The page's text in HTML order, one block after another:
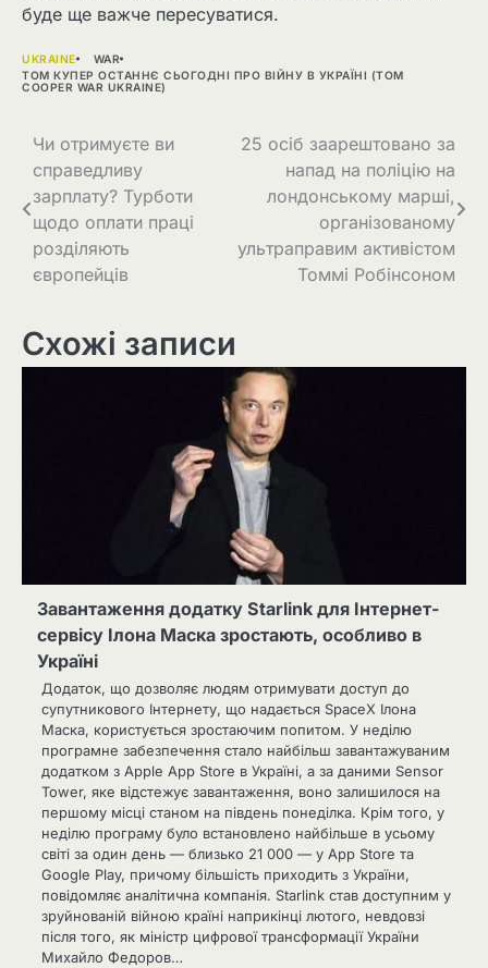
буде ще важче пересуватися.
UKRAINE
WAR
ТОМ КУПЕР ОСТАННЄ СЬОГОДНІ ПРО ВІЙНУ В УКРАЇНІ (TOM
COOPER WAR UKRAINE)
Навігація
записів
Чи отримуєте ви
справедливу
зарплату? Турботи
щодо оплати праці
розділяють
європейців
25 осіб заарештовано за
напад на поліцію на
лондонському марші,
організованому
ультраправим активістом
Томмі Робінсоном
Схожі записи
Завантаження додатку Starlink для Інтернет-
сервісу Ілона Маска зростають, особливо в
Україні
Додаток, що дозволяє людям отримувати доступ до
супутникового Інтернету, що надається SpaceX Ілона
Маска, користується зростаючим попитом. У неділю
програмне забезпечення стало найбільш завантажуваним
додатком з Apple App Store в Україні, а за даними Sensor
Tower, яке відстежує завантаження, воно залишилося на
першому місці станом на південь понеділка. Крім того, у
неділю програму було встановлено найбільше в усьому
світі за один день — близько 21 000 — у App Store та
Google Play, причому більшість приходить з України,
повідомляє аналітична компанія. Starlink став доступним у
зруйнованій війною країні наприкінці лютого, невдовзі
після того, як міністр цифрової трансформації України
Михайло Федоров…